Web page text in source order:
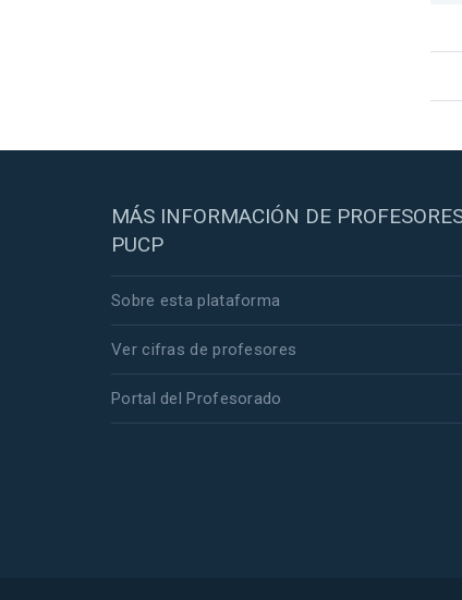
MÁS INFORMACIÓN DE
PUCP
Sobre esta plataforma
Ver cifras de profesores
Portal del Profesorado